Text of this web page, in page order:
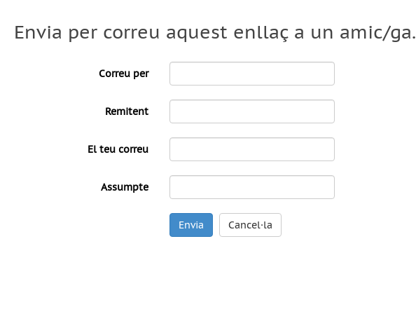
Envia per correu aquest enllaç a un amic/ga.
Correu per
Remitent
El teu correu
Assumpte
Envia Cancel·la